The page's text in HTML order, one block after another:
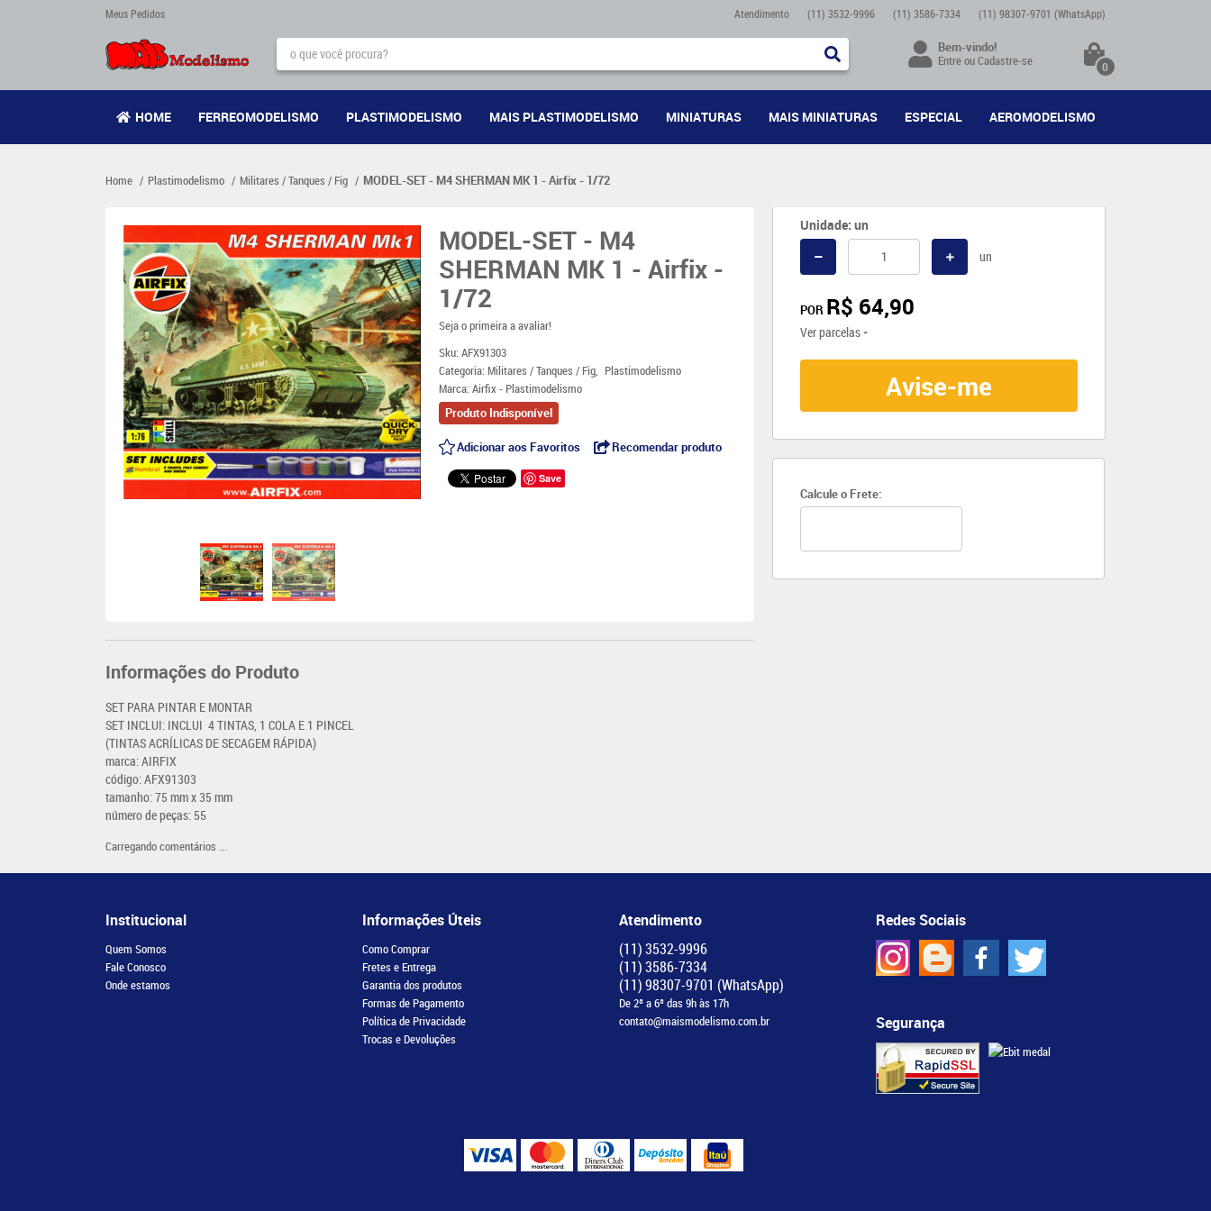
Meus Pedidos Atendimento (11) 3532-9996 (11) 3586-7334 (11) 98307-9701 (WhatsApp)
Bem-vindo!
EntreouCadastre-se 0
HOME FERREOMODELISMO PLASTIMODELISMO MAIS PLASTIMODELISMO MINIATURAS MAIS MINIATURAS ESPECIAL AEROMODELISMO
Home Plastimodelismo Militares / Tanques / Fig MODEL-SET - M4 SHERMAN MK 1 - Airfix - 1/72
MODEL-SET - M4
SHERMAN MK 1 - Airfix -
1/72
Seja o primeira a avaliar!
Sku:AFX91303
Categoria: Militares / Tanques / Fig
Plastimodelismo
Marca:Airfix - Plastimodelismo
Produto Indisponível
Adicionar aos Favoritos Recomendar produto
Save
Unidade: un
un
POR R$ 64,90
Ver parcelas
Avise-me
Calcule o Frete:
Informações do Produto
SET PARA PINTAR E MONTAR
SET INCLUI: INCLUI 4 TINTAS, 1 COLA E 1 PINCEL
(TINTAS ACRÍLICAS DE SECAGEM RÁPIDA)
marca: AIRFIX
código: AFX91303
tamanho: 75 mm x 35 mm
número de peças: 55
Carregando comentários ...
Institucional
Quem Somos
Fale Conosco
Onde estamos
Informações Úteis
Como Comprar
Fretes e Entrega
Garantia dos produtos
Formas de Pagamento
Política de Privacidade
Trocas e Devoluções
Atendimento
(11)3532-9996
(11)3586-7334
(11)98307-9701 (WhatsApp)
De 2ª a 6ª das 9h às 17h
contato@maismodelismo.com.br
Redes Sociais
Segurança